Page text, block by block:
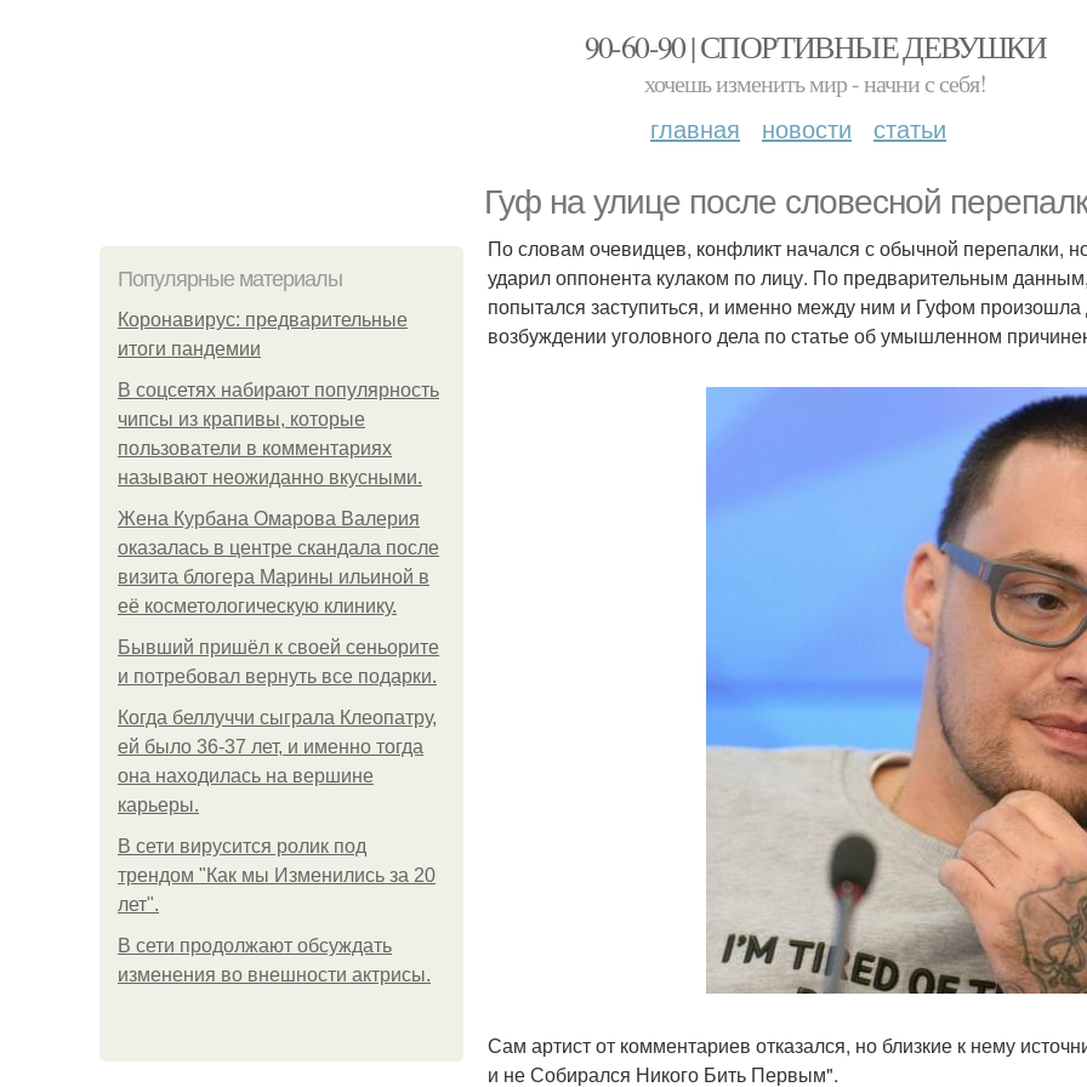
90-60-90 | СПОРТИВНЫЕ ДЕВУШКИ
хочешь изменить мир - начни с себя!
главная новости статьи
Гуф на улице после словесной
Популярные материалы
Коронавирус: предварительные
итоги пандемии
В соцсетях набирают популярность
чипсы из крапивы, которые
пользователи в комментариях
называют неожиданно вкусными.
Жена Курбана Омарова Валерия
оказалась в центре скандала после
визита блогера Марины ильиной в
её косметологическую клинику.
Бывший пришёл к своей сеньорите
и потребовал вернуть все подарки.
Когда беллуччи сыграла Клеопатру,
ей было 36-37 лет, и именно тогда
она находилась на вершине
карьеры.
В сети вирусится ролик под
трендом "Как мы Изменились за 20
лет".
В сети продолжают обсуждать
изменения во внешности актрисы.
По словам очевидцев, конфликт начался с обычной перепалки,
ударил оппонента кулаком по лицу. По предварительным
попытался заступиться, и именно между ним и Гуфом
возбуждении уголовного дела по статье об умышленном
Сам артист от комментариев отказался, но близкие к нему
и не Собирался Никого Бить Первым".